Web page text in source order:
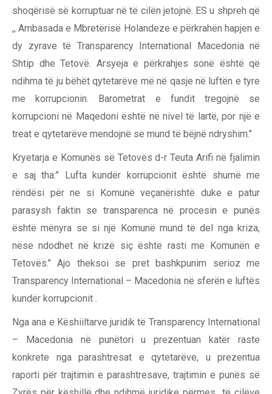
shoqërisë së korruptuar në të cilën jetojnë. ES u shpreh që
,, Ambasada e Mbretërisë Holandeze e përkrahën hapjen e
dy zyrave të Transparency International Macedonia në
Shtip dhe Tetovë. Arsyeja e përkrahjes sonë është që
ndihma të ju bëhët qytetarëve më në qasje në luftën e tyre
me korrupcionin. Barometrat e fundit tregojnë se
korrupcioni në Maqedoni është në nivel të lartë, por një e
treat e qytetarëve mendojnë se mund të bëjnë ndryshim.’’
Kryetarja e Komunës së Tetovës d-r Teuta Arifi në fjalimin
e saj tha:’’ Lufta kundër korrupcionit është shumë me
rëndësi për ne si Komunë veçanërishtë duke e patur
parasysh faktin se transparenca në procesin e punës
është mënyra se si një Komunë mund të del nga kriza,
nëse ndodhet në krizë siç është rasti me Komunën e
Tetovës.’’ Ajo theksoi se pret bashkpunim serioz me
Transparency International – Macedonia në sferën e luftës
kundër korrupcionit .
Nga ana e Këshiiltarve juridik të Transparency International
– Macedonia në punëtori u prezentuan katër raste
konkrete nga parashtresat e qytetarëve, u prezentua
raporti për trajtimin e parashtresave, trajtimin e punës së